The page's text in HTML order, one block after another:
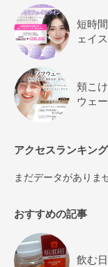
短時
ェイ
頬こ
ウェー
アクセスランキング
まだデータがありま
おすすめの記事
飲む